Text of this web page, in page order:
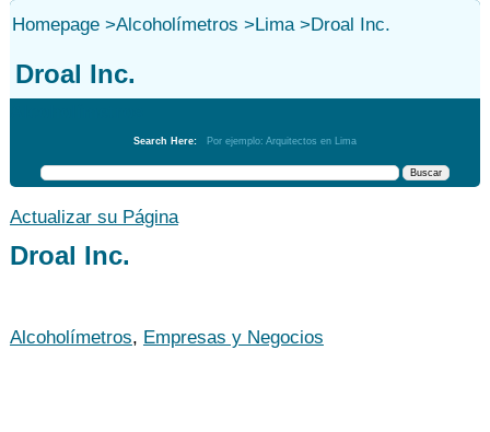
Homepage>Alcoholímetros >Lima>Droal Inc.
Droal Inc.
Search Here: Por ejemplo: Arquitectos en Lima
Actualizar su Página
Droal Inc.
Alcoholímetros, Empresas y Negocios